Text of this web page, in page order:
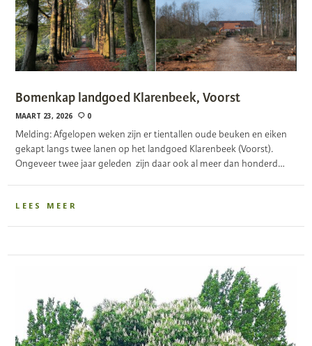
Bomenkap landgoed Klarenbeek, Voorst
MAART 23, 2026 0
Melding: Afgelopen weken zijn er tientallen oude beuken en eiken
gekapt langs twee lanen op het landgoed Klarenbeek (Voorst).
Ongeveer twee jaar geleden zijn daar ook al meer dan honderd…
LEES MEER